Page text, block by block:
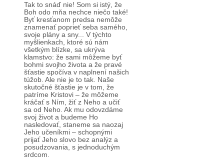
Tak to snáď nie! Som si istý, že
Boh odo mňa nechce niečo také!
Byť kresťanom predsa nemôže
znamenať poprieť seba samého,
svoje plány a sny... V týchto
myšlienkach, ktoré sú nám
všetkým blízke, sa ukrýva
klamstvo: že sami môžeme byť
bohmi svojho života a že pravé
šťastie spočíva v naplnení našich
túžob. Ale nie je to tak. Naše
skutočné šťastie je v tom, že
patríme Kristovi – že môžeme
kráčať s Ním, žiť z Neho a učiť
sa od Neho. Ak mu odovzdáme
svoj život a budeme Ho
nasledovať, staneme sa naozaj
Jeho učeníkmi – schopnými
prijať Jeho slovo bez analýz a
posudzovania, s jednoduchým
srdcom.